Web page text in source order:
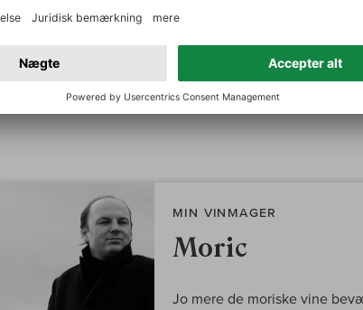
The sweet floral and licorice aromas pull you into this
medium-bodied red. Stacks of chalky minerality, almost
berries balance the ample fine tannins. The chalkiness
finish. Drinkable now but best from 2026.
MIN VINMAGER
Moric
Jo mere de moriske vine